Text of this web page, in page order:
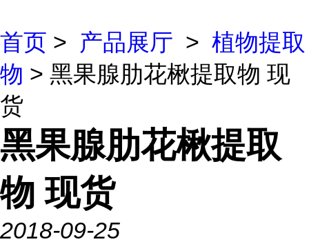
首页 > 产品展厅 > 植物提取
物 > 黑果腺肋花楸提取物 现
货
黑果腺肋花楸提取
物 现货
2018-09-25